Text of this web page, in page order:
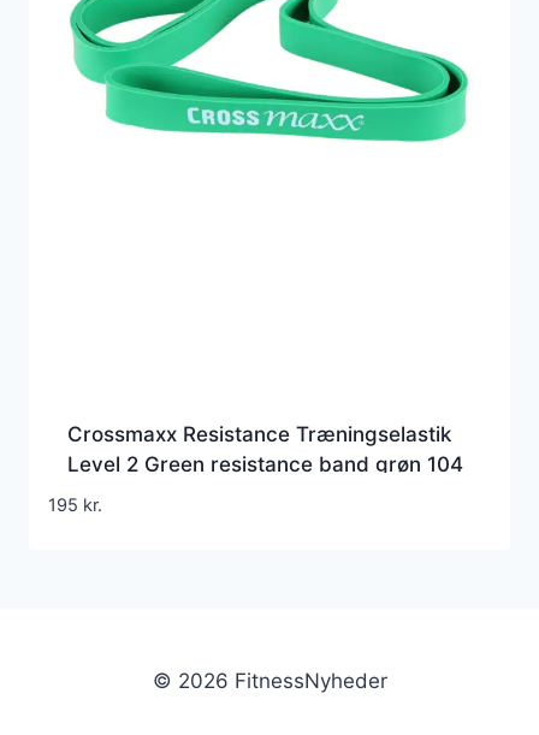
Crossmaxx Resistance Træningselastik
Level 2 Green resistance band grøn 104
cm
195 kr.
© 2026 FitnessNyheder